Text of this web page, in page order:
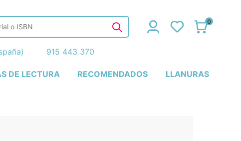
DE LECTURA RECOMENDADOS LLANURAS
0
915 443 370